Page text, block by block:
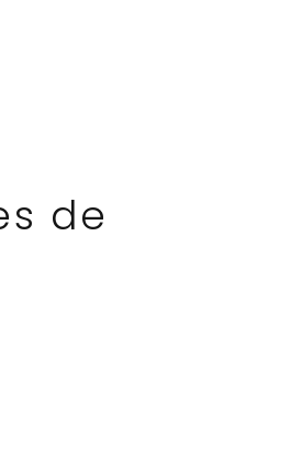
de